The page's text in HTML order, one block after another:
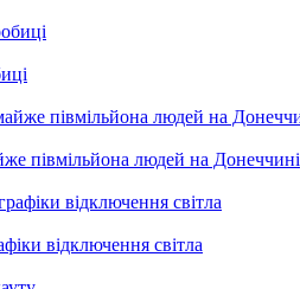
півмільйона людей на Донеччині
відключення світла